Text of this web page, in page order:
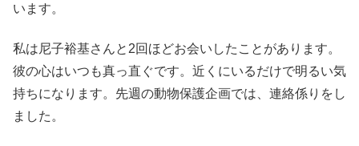
います。
私は尼子裕基さんと2回ほどお会いしたことがあります。
彼の心はいつも真っ直ぐです。近くにいるだけで明るい気
持ちになります。先週の動物保護企画では、連絡係りをし
ました。